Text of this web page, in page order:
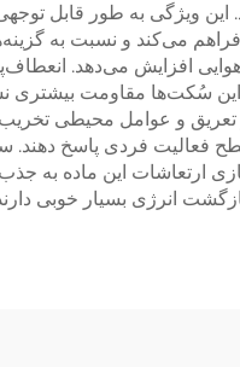
این ویژگی به طور قابل
فراهم می‌کند و نسبت به
افزایش می‌دهد.
این سُکت‌ها مقاومت
تعریق و عوامل محیطی
و سطح فعالیت فردی پاسخ
این ماده به جذب
انرژی بسیار خوبی